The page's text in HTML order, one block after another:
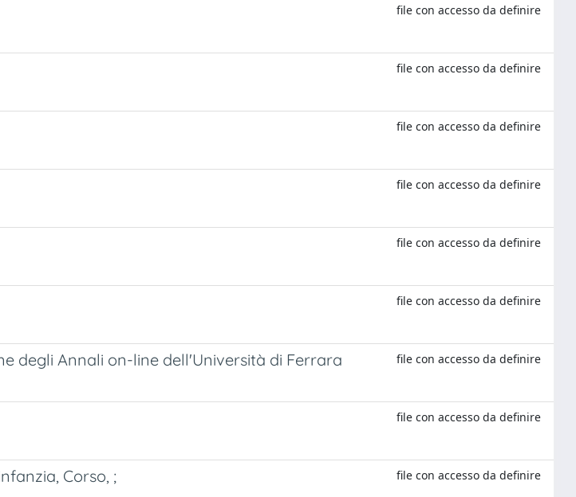
file con accesso da definire
file con accesso da definire
file con accesso da definire
file con accesso da definire
file con accesso da definire
file con accesso da definire
degli Annali on-line dell'Università di Ferrara file con accesso da definire
file con accesso da definire
Corso, ; file con accesso da definire